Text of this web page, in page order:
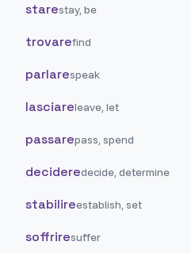
starestay, be
trovarefind
parlarespeak
lasciareleave, let
passarepass, spend
decideredecide, determine
stabilireestablish, set
soffriresuffer